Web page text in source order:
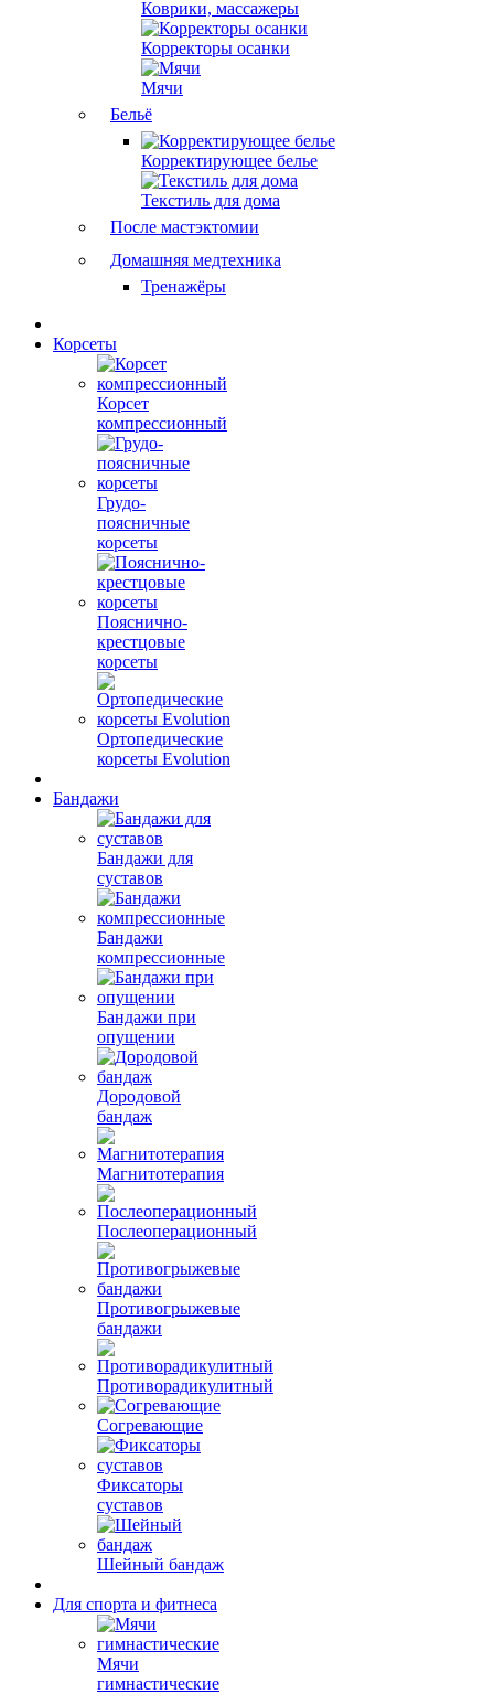
Коврики, массажеры
Корректоры осанки
Мячи
Бельё
Корректирующее белье
Текстиль для дома
После мастэктомии
Домашняя медтехника
Тренажёры
Корсеты
Корсет
компрессионный
Грудо-
поясничные
корсеты
Пояснично-
крестцовые
корсеты
Ортопедические
корсеты Evolution
Бандажи
Бандажи для
суставов
Бандажи
компрессионные
Бандажи при
опущении
Дородовой
бандаж
Магнитотерапия
Послеоперационный
Противогрыжевые
бандажи
Противорадикулитный
Согревающие
Фиксаторы
суставов
Шейный бандаж
Для спорта и фитнеса
Мячи
гимнастические